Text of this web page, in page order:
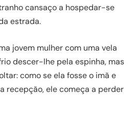
cansaço a hospedar-se
estrada.
jovem mulher com uma vela
descer-lhe pela espinha, mas
como se ela fosse o imã e
recepção, ele começa a perder